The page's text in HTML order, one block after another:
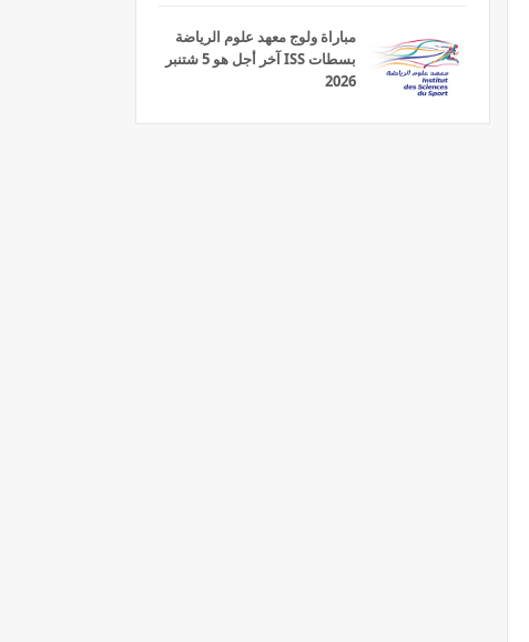
مباراة ولوج معهد علوم الرياضة
بسطات ISS آخر أجل هو 5 شتنبر
2026